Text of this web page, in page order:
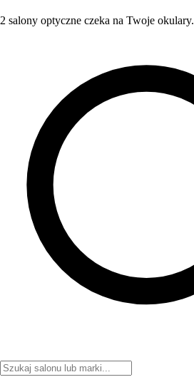
2 salony optyczne czeka na Twoje okulary.